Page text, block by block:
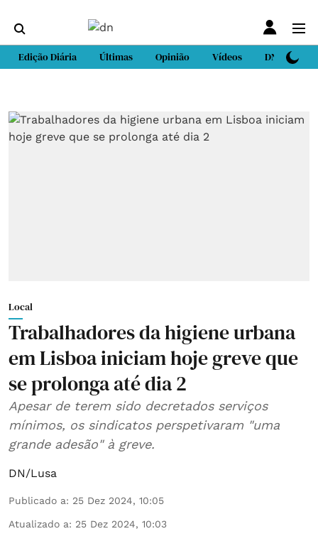
Edição Diária Últimas Opinião Vídeos DN Sport
Local
Trabalhadores da higiene urbana
em Lisboa iniciam hoje greve que
se prolonga até dia 2
Apesar de terem sido decretados serviços
mínimos, os sindicatos perspetivaram "uma
grande adesão" à greve.
DN/Lusa
Publicado a: 25 Dez 2024, 10:05
Atualizado a: 25 Dez 2024, 10:03